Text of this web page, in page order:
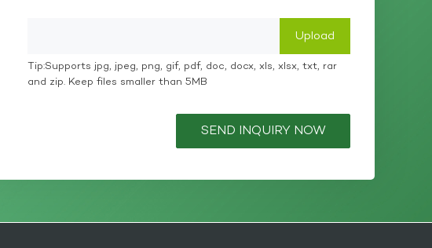
Tip:Supports jpg, jpeg, png, gif, pdf, doc, docx, xls, xlsx, txt, rar
and zip. Keep files smaller than 5MB
SEND INQUIRY NOW